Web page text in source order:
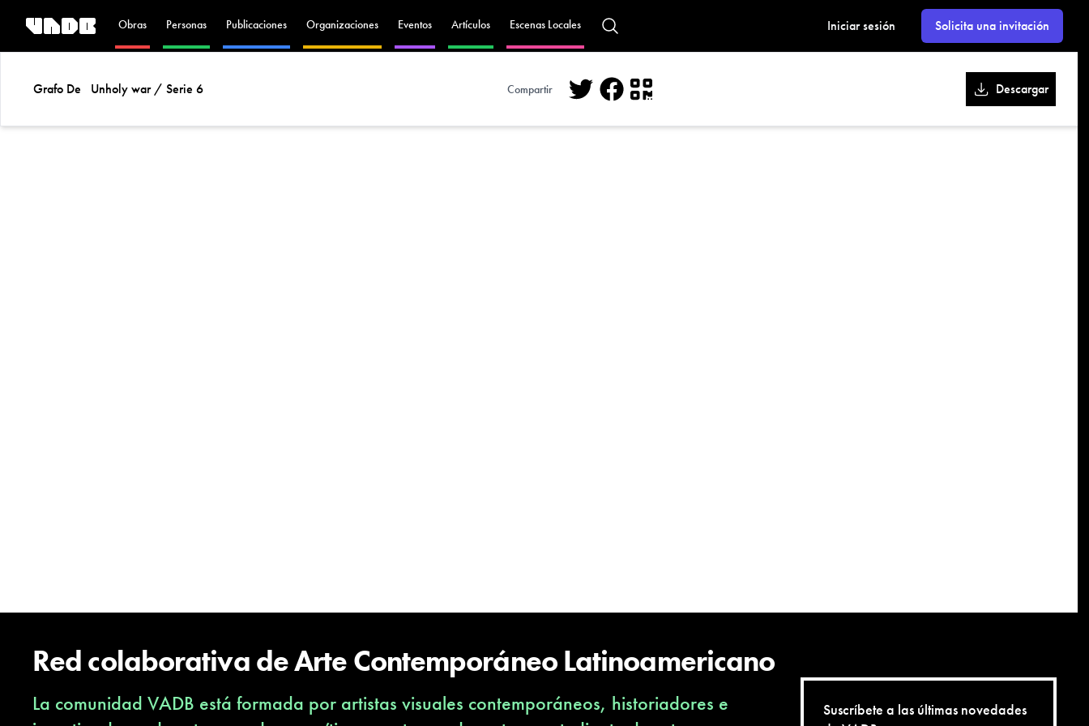
Obras Personas Publicaciones Organizaciones Eventos Artículos Escenas Locales Iniciar sesión Solicita una invitación
Grafo De Unholy war / Serie 6 Compartir Descargar
Red colaborativa de Arte Contemporáneo Latinoamericano
La comunidad VADB está formada por artistas visuales contemporáneos, historiadores e
Suscríbete a las últimas novedades